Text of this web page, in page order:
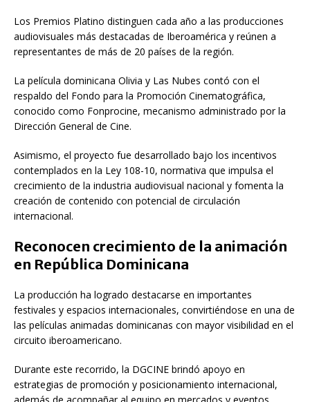
Los Premios Platino distinguen cada año a las producciones
audiovisuales más destacadas de Iberoamérica y reúnen a
representantes de más de 20 países de la región.
La película dominicana Olivia y Las Nubes contó con el
respaldo del Fondo para la Promoción Cinematográfica,
conocido como Fonprocine, mecanismo administrado por la
Dirección General de Cine.
Asimismo, el proyecto fue desarrollado bajo los incentivos
contemplados en la Ley 108-10, normativa que impulsa el
crecimiento de la industria audiovisual nacional y fomenta la
creación de contenido con potencial de circulación
internacional.
Reconocen crecimiento de la animación
en República Dominicana
La producción ha logrado destacarse en importantes
festivales y espacios internacionales, convirtiéndose en una de
las películas animadas dominicanas con mayor visibilidad en el
circuito iberoamericano.
Durante este recorrido, la DGCINE brindó apoyo en
estrategias de promoción y posicionamiento internacional,